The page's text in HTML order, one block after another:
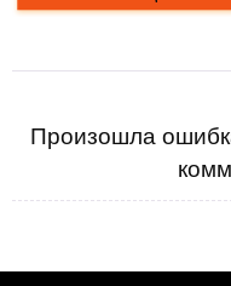
Произошла